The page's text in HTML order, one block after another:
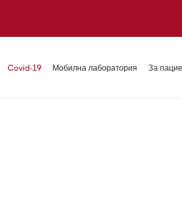
Covid-19 Мобилна лаборатория За